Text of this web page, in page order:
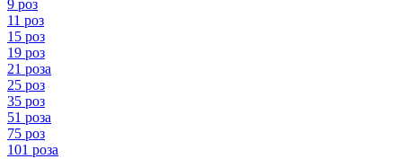
9 роз
11 роз
15 роз
19 роз
21 роза
25 роз
35 роз
51 роза
75 роз
101 роза